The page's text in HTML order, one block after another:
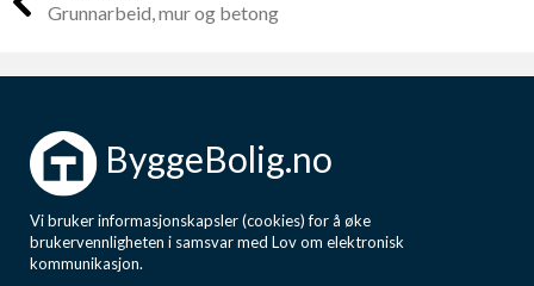
Grunnarbeid, mur og betong
ByggeBolig.no
Vi bruker informasjonskapsler (cookies) for å øke
brukervennligheten i samsvar med Lov om elektronisk
kommunikasjon.